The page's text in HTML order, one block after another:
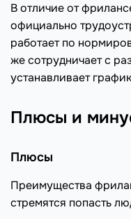
В отличие от
официально
работает по
же сотрудничает с
устанавливает
Плюсы и
Плюсы
Преимущества
стремятся попасть